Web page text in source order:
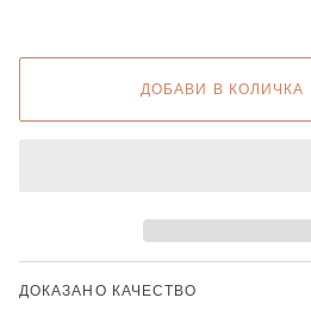
ДОБАВИ В КОЛИЧКА
ДОКАЗАНО КАЧЕСТВО